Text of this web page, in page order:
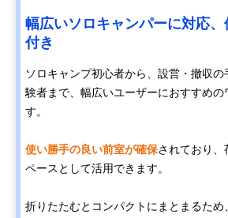
幅広いソロキャンパーに対応
付き
ソロキャンプ初心者から、設営・撤収
験者まで、幅広いユーザーにおすすめ
す。
使い勝手の良い前室が確保されており、
ペースとして活用できます。
折りたたむとコンパクトにまとまるため